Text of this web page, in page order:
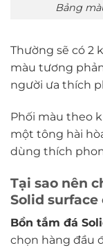
Bảng
Thường sẽ có 2
màu tương
người ưa thích
Phối màu theo
một tông hài
dùng thích
Tại sao nên
Solid
Bồn tắm đá
chọn hàng đầu